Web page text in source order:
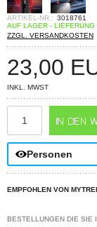
ARTIKEL-NR.: 3018761
AUF LAGER -
ZZGL. VERSANDKOSTEN
23,00
INKL. MWST
Personen
EMPFOHLEN VON
BESTELLUNGEN DIE SIE